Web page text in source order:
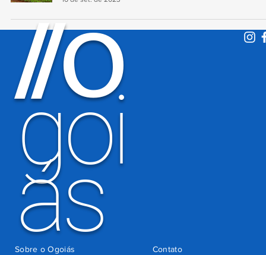
//O
goi
ás Contato
Sobre o Ogoiás